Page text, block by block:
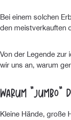
Bei einem solchen
den meistverkauften
Von der Legende zur
wir uns an, warum
Warum "Jumbo"
Kleine Hände, große